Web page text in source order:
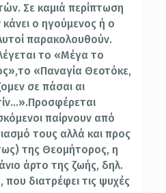
Σε καμιά περίπτωση
ο ηγούμενος ή ο
παρακολουθούν.
το «Μέγα το
«Παναγία Θεοτόκε,
σε πάσαι αι
παίρνουν από
τους αλλά και προς
της Θεομήτορος, η
άρτο της ζωής, δηλ.
που διατρέφει τις ψυχές